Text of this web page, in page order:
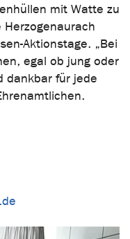
mit Watte zu
Aktionstage. „Bei
egal ob jung oder
dankbar für jede